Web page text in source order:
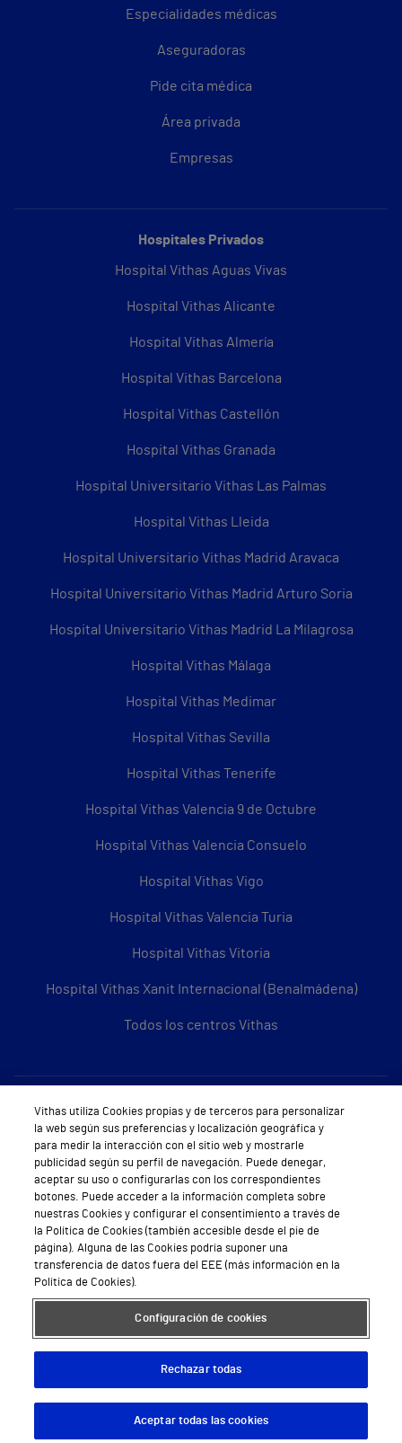
Especialidades médicas
Aseguradoras
Pide cita médica
Área privada
Empresas
Hospitales Privados
Hospital Vithas Aguas Vivas
Hospital Vithas Alicante
Hospital Vithas Almería
Hospital Vithas Barcelona
Hospital Vithas Castellón
Hospital Vithas Granada
Hospital Universitario Vithas Las Palmas
Hospital Vithas Lleida
Hospital Universitario Vithas Madrid Aravaca
Hospital Universitario Vithas Madrid Arturo Soria
Hospital Universitario Vithas Madrid La Milagrosa
Hospital Vithas Málaga
Hospital Vithas Medimar
Hospital Vithas Sevilla
Hospital Vithas Tenerife
Hospital Vithas Valencia 9 de Octubre
Hospital Vithas Valencia Consuelo
Hospital Vithas Vigo
Hospital Vithas Valencia Turia
Hospital Vithas Vitoria
Hospital Vithas Xanit Internacional (Benalmádena)
Todos los centros Vithas
Sobre Vithas
Quiénes somos
Trabajar en Vithas
Teléfono Cita Médica
Teléfono Atención al Cliente
Política de seguridad y salud en el trabajo
Conoce a Supervita
Aviso Legal Política de cookies Política de privacidad Mapa web Protección de datos
Descargar App
Vithas utiliza Cookies propias y de terceros para personalizar
la web según sus preferencias y localización geográfica y
para medir la interacción con el sitio web y mostrarle
publicidad según su perfil de navegación. Puede denegar,
aceptar su uso o configurarlas con los correspondientes
botones. Puede acceder a la información completa sobre
nuestras Cookies y configurar el consentimiento a través de
la Política de Cookies (también accesible desde el pie de
página). Alguna de las Cookies podría suponer una
transferencia de datos fuera del EEE (más información en la
Política de Cookies).
Configuración de cookies
Rechazar todas
Aceptar todas las cookies